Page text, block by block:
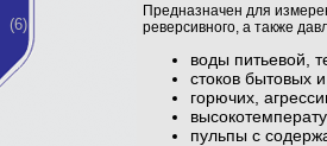
(6)
Предназначен для
реверсивного, а также
воды питьевой,
стоков бытовых
горючих,
пульпы с